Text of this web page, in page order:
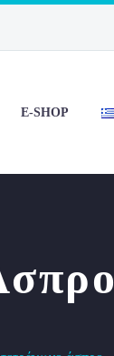
E-SHOP